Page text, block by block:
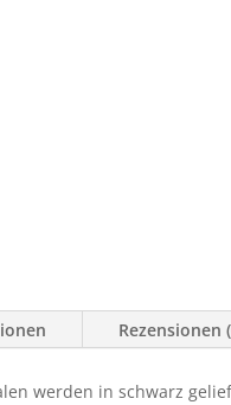
Rezensionen
werden in schwarz